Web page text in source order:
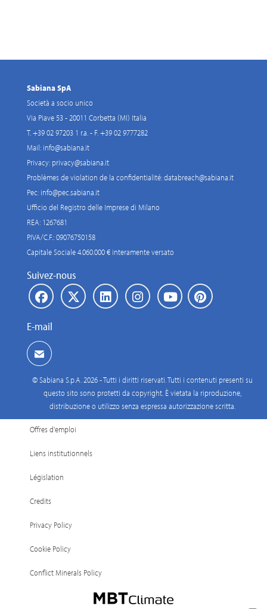
Sabiana SpA
Società a socio unico
Via Piave 53 - 20011 Corbetta (MI) Italia
T. +39 02 97203 1 r.a. - F. +39 02 9777282
Mail: info@sabiana.it
Privacy: privacy@sabiana.it
Problèmes de violation de la confidentialité:databreach@sabiana.it
Pec: info@pec.sabiana.it
Ufficio del Registro delle Imprese di Milano
REA: 1267681
P.IVA/C.F.: 09076750158
Capitale Sociale 4.060.000 € interamente versato
Suivez-nous
E-mail
© Sabiana S.p.A. 2026 - Tutti i diritti riservati. Tutti i contenuti presenti su
questo sito sono protetti da copyright. È vietata la riproduzione,
distribuzione o utilizzo senza espressa autorizzazione scritta.
Offres d'emploi
Liens institutionnels
Législation
Credits
Privacy Policy
Cookie Policy
Conflict Minerals Policy